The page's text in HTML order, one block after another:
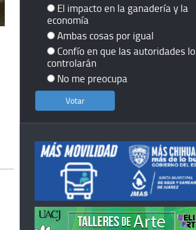
El impacto en la ganadería y la
economía
Ambas cosas por igual
Confío en que las autoridades lo
controlarán
No me preocupa